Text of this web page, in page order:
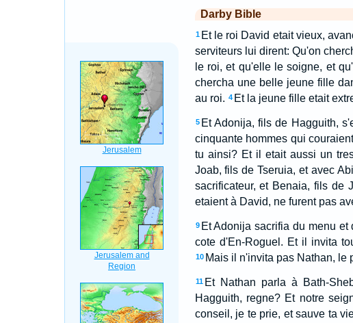
Darby Bible
1 Et le roi David etait vieux,
serviteurs lui dirent: Qu'on
le roi, et qu'elle le soigne, et
chercha une belle jeune fille
au roi. 4 Et la jeune fille etait
5 Et Adonija, fils de Hagguith,
cinquante hommes qui
tu ainsi? Et il etait aussi un
Joab, fils de Tseruia, et avec
sacrificateur, et Benaia, fils de
etaient à David, ne furent pas
9 Et Adonija sacrifia du menu
cote d'En-Roguel. Et il invita
10 Mais il n'invita pas Nathan, le
11 Et Nathan parla à Bath-
Hagguith, regne? Et notre
conseil, je te prie, et sauve ta